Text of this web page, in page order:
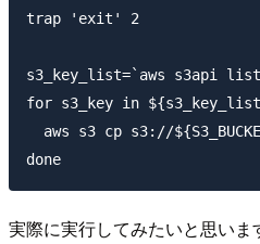
trap 'exit' 2
s3_key_list=`aws s3api
for s3_key in
aws s3 cp s3://
実際に実行してみたいと思いま